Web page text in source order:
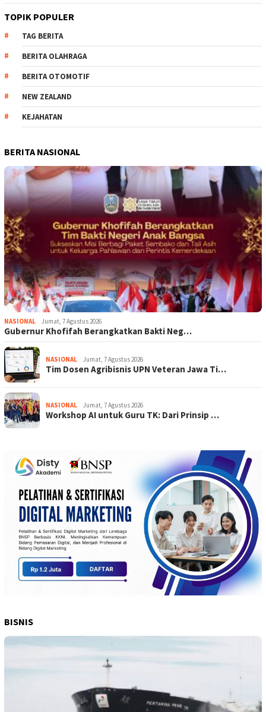
TOPIK POPULER
TAG BERITA
BERITA OLAHRAGA
BERITA OTOMOTIF
NEW ZEALAND
KEJAHATAN
BERITA NASIONAL
NASIONAL Jumat, 7 Agustus 2026
Gubernur Khofifah Berangkatkan Bakti Neg…
NASIONAL Jumat, 7 Agustus 2026
Tim Dosen Agribisnis UPN Veteran Jawa Ti…
NASIONAL Jumat, 7 Agustus 2026
Workshop AI untuk Guru TK: Dari Prinsip …
BISNIS